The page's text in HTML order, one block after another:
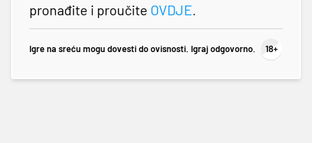
pronađite i proučite OVDJE.
Igre na sreću mogu dovesti do ovisnosti. Igraj odgovorno.